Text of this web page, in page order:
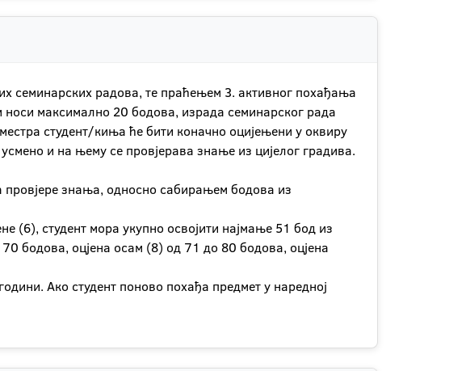
семинарских радова, те праћењем 3. активног похађања
носи максимално 20 бодова, израда семинарског рада
студент/киња ће бити коначно оцијењени у оквиру
и на њему се провјерава знање из цијелог градива.
провјере знања, односно сабирањем бодова из
(6), студент мора укупно освојити најмање 51 бод из
бодова, оцјена осам (8) од 71 до 80 бодова, оцјена
Ако студент поново похађа предмет у наредној